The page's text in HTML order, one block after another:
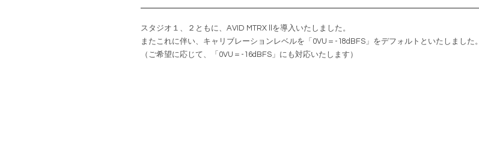
スタジオ１、２ともに、AVID MTRX llを導入いたしました。
またこれに伴い、キャリブレーションレベルを「0VU＝-18dBFS」をデフォルトといたしました。
（ご希望に応じて、「0VU＝-16dBFS」にも対応いたします）